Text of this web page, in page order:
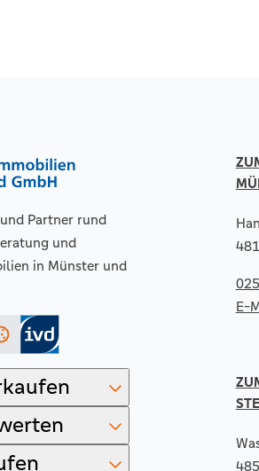
Partner rund
und
in Münster und
E-